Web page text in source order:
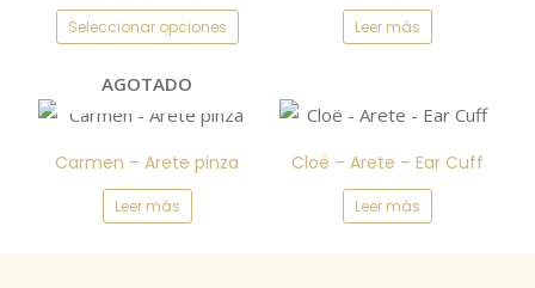
Seleccionar opciones
múltiples
Las
opciones
se
pueden
elegir
Leer más
AGOTADO
Carmen – Arete pinza
Leer más
Cloë – Arete – Ear Cuff
Leer más